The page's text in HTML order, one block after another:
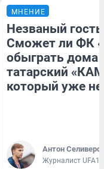
МНЕНИЕ
Незваный
Сможет ли ФК
обыграть дома
татарский
который уже не
Антон
Журналист